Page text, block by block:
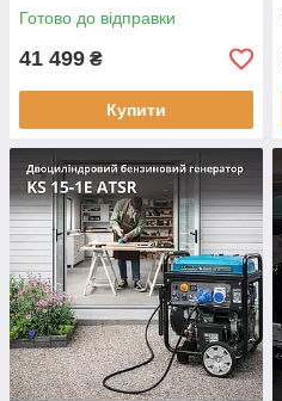
Готово до відправки
41 499 ₴
Купити